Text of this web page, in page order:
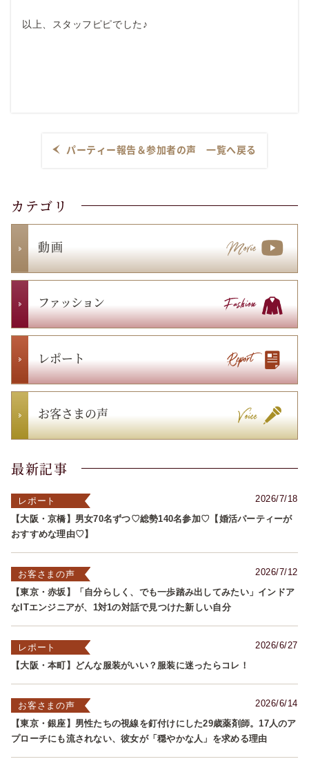
以上、スタッフピピでした♪
パーティー報告＆参加者の声 一覧へ戻る
カテゴリ
動 画
ファッション
レポート
お客さまの声
最新記事
2026/7/18
レポート
【大阪・京橋】男女70名ずつ♡総勢140名参加♡【婚活パーティーが
おすすめな理由♡】
2026/7/12
お客さまの声
【東京・赤坂】「自分らしく、でも一歩踏み出してみたい」インドア
なITエンジニアが、1対1の対話で見つけた新しい自分
2026/6/27
レポート
【大阪・本町】どんな服装がいい？服装に迷ったらコレ！
2026/6/14
お客さまの声
【東京・銀座】男性たちの視線を釘付けにした29歳薬剤師。17人のア
プローチにも流されない、彼女が「穏やかな人」を求める理由